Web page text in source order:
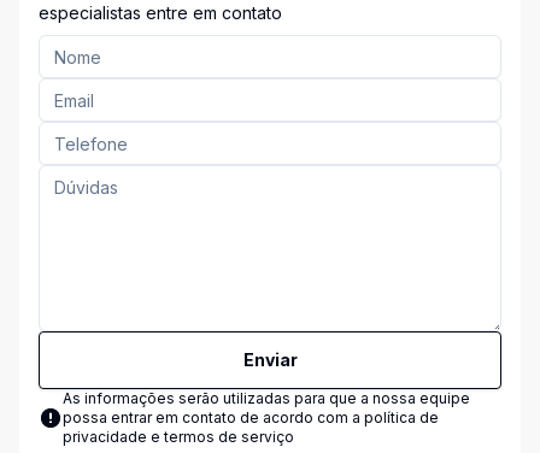
especialistas entre em contato
Enviar
As informações serão utilizadas para que a nossa equipe
possa entrar em contato de acordo com a política de
privacidade e termos de serviço